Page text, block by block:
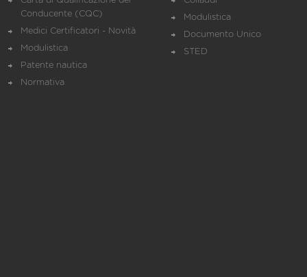
Conducente (CQC)
Medici Certificatori - Novità
Modulistica
Patente nautica
Normativa
Modulistica
Documento Unico
STED